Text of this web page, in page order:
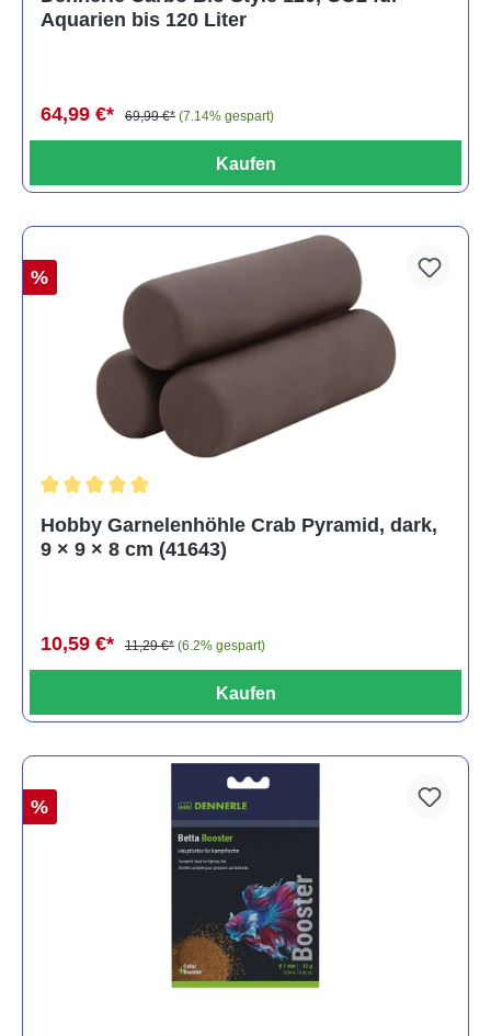
Aquarien bis 120 Liter
64,99 €* 69,99 €* (7.14% gespart)
Kaufen
%
Hobby Garnelenhöhle Crab Pyramid, dark,
9 × 9 × 8 cm (41643)
10,59 €* 11,29 €* (6.2% gespart)
Kaufen
%